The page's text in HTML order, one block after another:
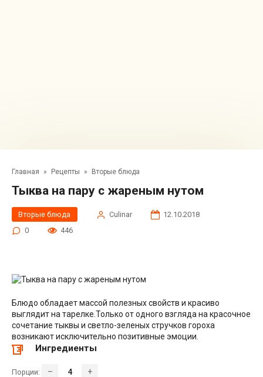
Главная » Рецепты » Вторые блюда
Тыква на пару с жареным нутом
Вторые блюда Сulinar
12.10.2018
0
446
Блюдо обладает массой полезных свойств и красиво
выглядит на тарелке.Только от одного взгляда на красочное
сочетание тыквы и светло-зеленых стручков гороха
возникают исключительно позитивные эмоции.
Ингредиенты
Порции: – +